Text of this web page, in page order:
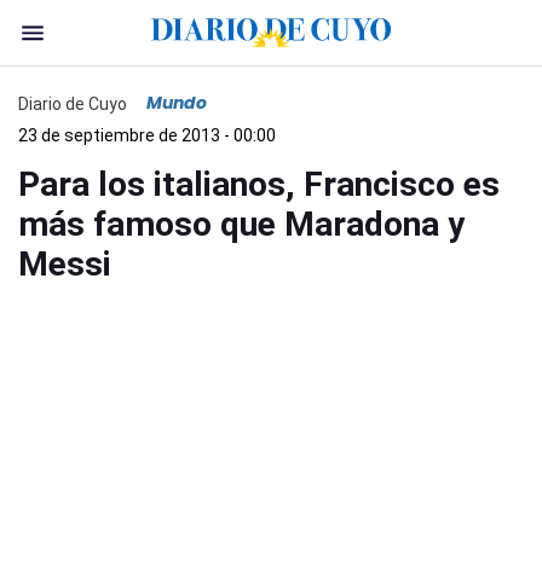
Diario de Cuyo Mundo
23 de septiembre de 2013 - 00:00
Para los italianos, Francisco es
más famoso que Maradona y
Messi